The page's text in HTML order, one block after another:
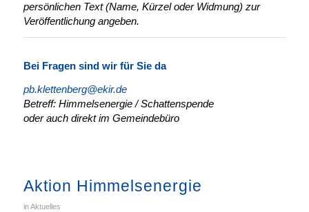
persönlichen Text (Name, Kürzel oder Widmung) zur
Veröffentlichung angeben.
Bei Fragen sind wir für Sie da
pb.klettenberg@ekir.de
Betreff: Himmelsenergie / Schattenspende
oder auch direkt im Gemeindebüro
Aktion Himmelsenergie
inAktuelles